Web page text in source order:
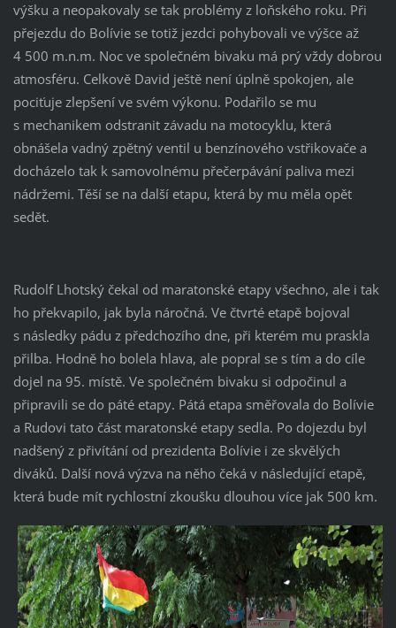
výšku a neopakovaly se tak problémy z loňského roku. Při
přejezdu do Bolívie se totiž jezdci pohybovali ve výšce až
4 500 m.n.m. Noc ve společném bivaku má prý vždy dobrou
atmosféru. Celkově David ještě není úplně spokojen, ale
pociťuje zlepšení ve svém výkonu. Podařilo se mu
s mechanikem odstranit závadu na motocyklu, která
obnášela vadný zpětný ventil u benzínového vstřikovače a
docházelo tak k samovolnému přečerpávání paliva mezi
nádržemi. Těší se na další etapu, která by mu měla opět
sedět.
Rudolf Lhotský čekal od maratonské etapy všechno, ale i tak
ho překvapilo, jak byla náročná. Ve čtvrté etapě bojoval
s následky pádu z předchozího dne, při kterém mu praskla
přilba. Hodně ho bolela hlava, ale popral se s tím a do cíle
dojel na 95. místě. Ve společném bivaku si odpočinul a
připravili se do páté etapy. Pátá etapa směřovala do Bolívie
a Rudovi tato část maratonské etapy sedla. Po dojezdu byl
nadšený z přivítání od prezidenta Bolívie i ze skvělých
diváků. Další nová výzva na něho čeká v následující etapě,
která bude mít rychlostní zkoušku dlouhou více jak 500 km.